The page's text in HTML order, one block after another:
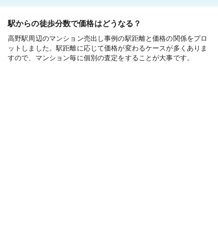
駅からの徒歩分数で価格はどうなる？
高野駅周辺のマンション売出し事例の駅距離と価格の関係をプロ
ットしました。駅距離に応じて価格が変わるケースが多くありま
すので、マンション毎に個別の査定をすることが大事です。